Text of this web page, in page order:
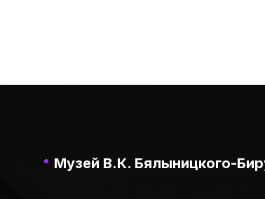
Музей В.К. Бялыницкого-